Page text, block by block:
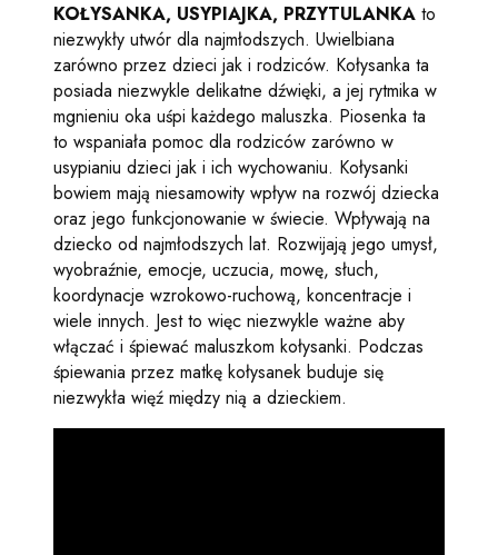
KOŁYSANKA, USYPIAJKA, PRZYTULANKA to
niezwykły utwór dla najmłodszych. Uwielbiana
zarówno przez dzieci jak i rodziców. Kołysanka ta
posiada niezwykle delikatne dźwięki, a jej rytmika w
mgnieniu oka uśpi każdego maluszka. Piosenka ta
to wspaniała pomoc dla rodziców zarówno w
usypianiu dzieci jak i ich wychowaniu. Kołysanki
bowiem mają niesamowity wpływ na rozwój dziecka
oraz jego funkcjonowanie w świecie. Wpływają na
dziecko od najmłodszych lat. Rozwijają jego umysł,
wyobraźnie, emocje, uczucia, mowę, słuch,
koordynacje wzrokowo-ruchową, koncentracje i
wiele innych. Jest to więc niezwykle ważne aby
włączać i śpiewać maluszkom kołysanki. Podczas
śpiewania przez matkę kołysanek buduje się
niezwykła więź między nią a dzieckiem.